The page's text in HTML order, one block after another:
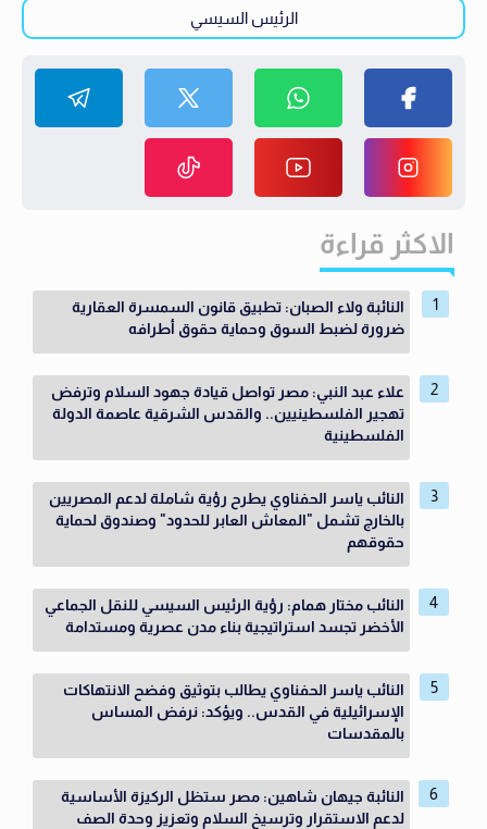
الرئيس السيسي
الاكثر قراءة
النائبة ولاء الصبان: تطبيق قانون السمسرة العقارية
ضرورة لضبط السوق وحماية حقوق أطرافه
علاء عبد النبي: مصر تواصل قيادة جهود السلام وترفض
تهجير الفلسطينيين.. والقدس الشرقية عاصمة الدولة
الفلسطينية
النائب ياسر الحفناوي يطرح رؤية شاملة لدعم المصريين
بالخارج تشمل "المعاش العابر للحدود" وصندوق لحماية
حقوقهم
النائب مختار همام: رؤية الرئيس السيسي للنقل الجماعي
الأخضر تجسد استراتيجية بناء مدن عصرية ومستدامة
النائب ياسر الحفناوي يطالب بتوثيق وفضح الانتهاكات
الإسرائيلية في القدس.. ويؤكد: نرفض المساس
بالمقدسات
النائبة جيهان شاهين: مصر ستظل الركيزة الأساسية
لدعم الاستقرار وترسيخ السلام وتعزيز وحدة الصف